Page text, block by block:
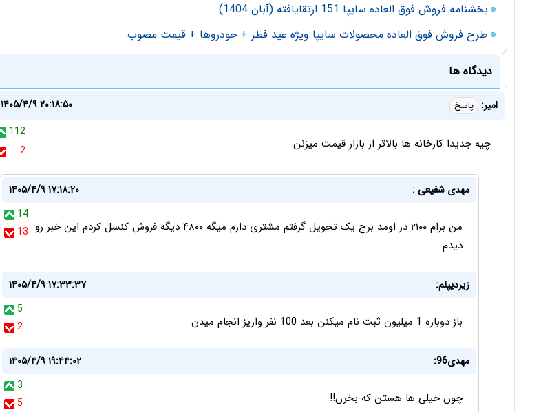
بخشنامه فروش فوق العاده سایپا 151 ارتقایافته (آبان 1404)
طرح فروش فوق العاده محصولات سایپا ویژه عید فطر + خودروها + قیمت مصوب
دیدگاه ها
امیر: پاسخ
۱۴۰۵/۴/۹ ۲۰:۱۸:۵۰
112
2
چیه جدیدا کارخانه ها بالاتر از بازار قیمت میزنن
مهدی شفیعی :
۱۴۰۵/۴/۹ ۱۷:۱۸:۲۰
14
13 من برام ۲۱۰۰ در اومد برج یک تحویل گرفتم مشتری دارم میگه ۴۸۰۰ دیگه فروش کنسل کردم این خبر رو
دیدم
زیردیپلم:
۱۴۰۵/۴/۹ ۱۷:۳۳:۳۷
5
2
باز دوباره 1 میلیون ثبت نام میکنن بعد 100 نفر واریز انجام میدن
مهدی96:
۱۴۰۵/۴/۹ ۱۹:۴۴:۰۲
3
5
چون خیلی ها هستن که بخرن!!